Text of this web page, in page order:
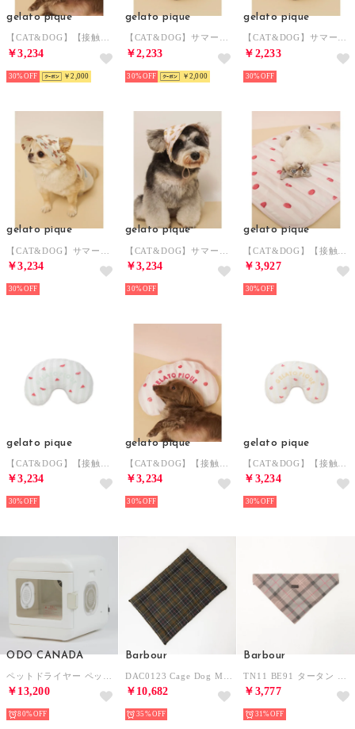
gelato pique
【CAT&DOG】【接触冷感】 Coolingピロー 【返品不可商品】 （PNK）
￥3,234
30% ￥2,000
gelato pique
【CAT&DOG】サマーベアトイ 【返品不可商品】 （PNK）
￥2,233
30% ￥2,000
gelato pique
【CAT&DOG】サマーベアトイ 【返品不可商品】 （PNK）
￥2,233
30%
gelato pique
￥3,234
30%
gelato pique
￥3,234
30%
gelato pique
￥3,927
30%
gelato pique
￥3,234
30%
gelato pique
￥3,234
30%
gelato pique
￥3,234
30%
ODO CANADA
￥13,200
80%
Barbour
￥10,682
35%
Barbour
￥3,777
31%